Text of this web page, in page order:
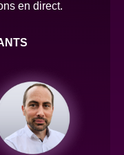
en direct.